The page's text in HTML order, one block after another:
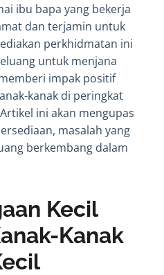
ibu bapa yang bekerja
dan terjamin untuk
perkhidmatan ini
untuk menjana
impak positif
kanak di peringkat
ini akan mengupas
masalah yang
berkembang dalam
Kecil
Kanak